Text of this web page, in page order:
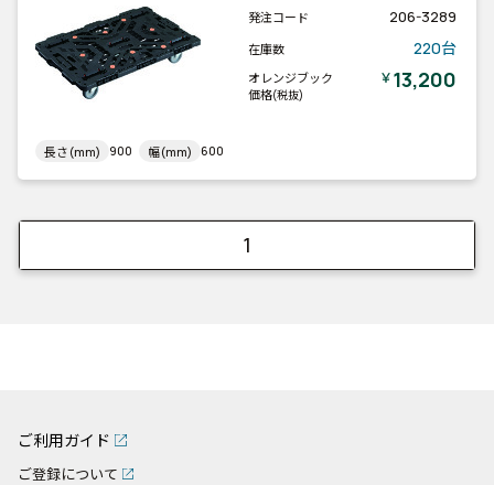
発注コード 206-3289
在庫数 220台
オレンジブック
価格(税抜)
￥13,200
長さ(mm) 900 幅(mm) 600
1
ご利用ガイド
ご登録について